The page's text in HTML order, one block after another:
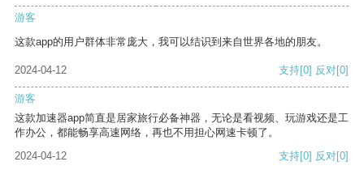
游客
这款app的用户群体非常庞大，我可以结识到来自世界各地的朋友。
2024-04-12 支持[0] 反对[0]
游客
这款加速器app简直是居家旅行必备神器，无论是看视频、玩游戏还是工
作办公，都能畅享高速网络，再也不用担心网速卡顿了。
2024-04-12
支持[0] 反对[0]